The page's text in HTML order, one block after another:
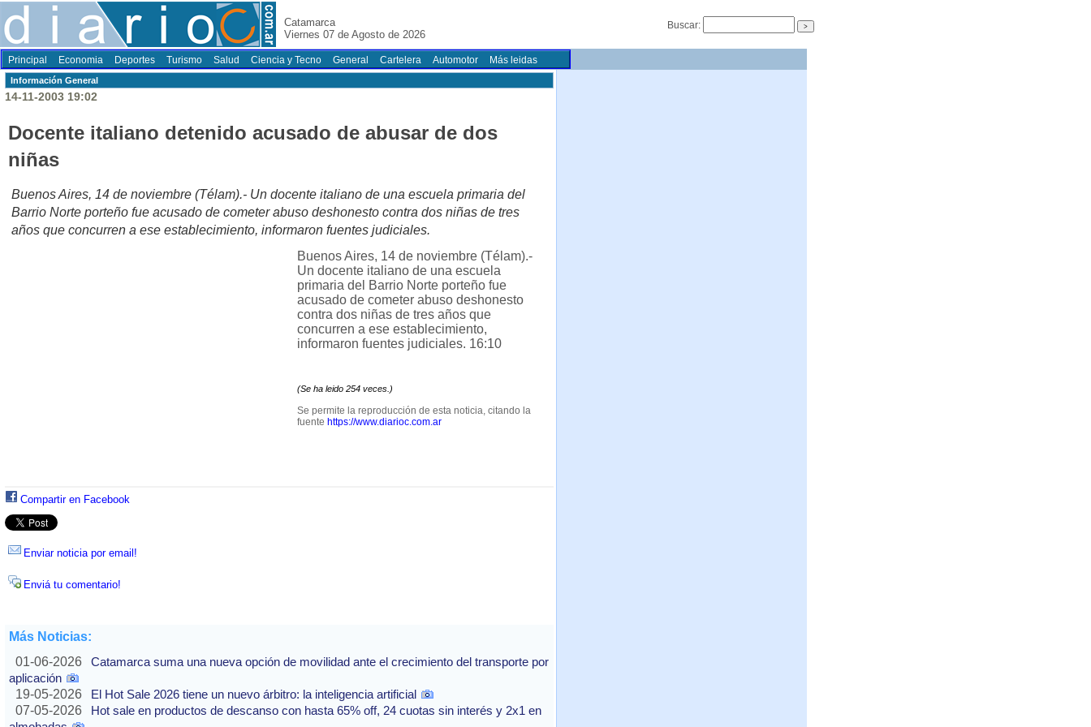
Catamarca
Viernes 07 de Agosto de 2026
Buscar:
Principal Economia Deportes Turismo Salud Ciencia y Tecno General Cartelera Automotor Más leidas
Información General
14-11-2003 19:02
Docente italiano detenido acusado de abusar de dos
niñas
Buenos Aires, 14 de noviembre (Télam).- Un docente italiano de una escuela primaria del
Barrio Norte porteño fue acusado de cometer abuso deshonesto contra dos niñas de tres
años que concurren a ese establecimiento, informaron fuentes judiciales.
Buenos Aires, 14 de noviembre (Télam).-
Un docente italiano de una escuela
primaria del Barrio Norte porteño fue
acusado de cometer abuso deshonesto
contra dos niñas de tres años que
concurren a ese establecimiento,
informaron fuentes judiciales. 16:10
(Se ha leido 254 veces.)
Se permite la reproducción de esta noticia, citando la
fuente https://www.diarioc.com.ar
Compartir en Facebook
Enviar noticia por email!
Enviá tu comentario!
Más Noticias:
01-06-2026
Catamarca suma una nueva opción de movilidad ante el crecimiento del transporte por
aplicación
19-05-2026
El Hot Sale 2026 tiene un nuevo árbitro: la inteligencia artificial
07-05-2026
Hot sale en productos de descanso con hasta 65% off, 24 cuotas sin interés y 2x1 en